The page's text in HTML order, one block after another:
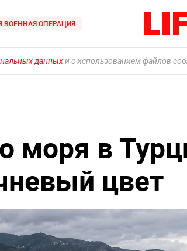
ВОЕННАЯ ОПЕРАЦИЯ
данныхи с использованием файлов
моря в
цвет